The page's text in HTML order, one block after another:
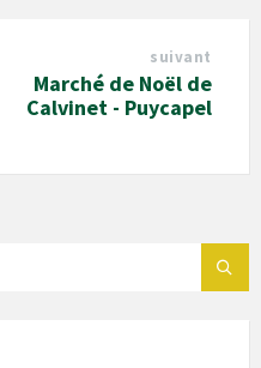
suivant
Marché de Noël de
Calvinet - Puycapel